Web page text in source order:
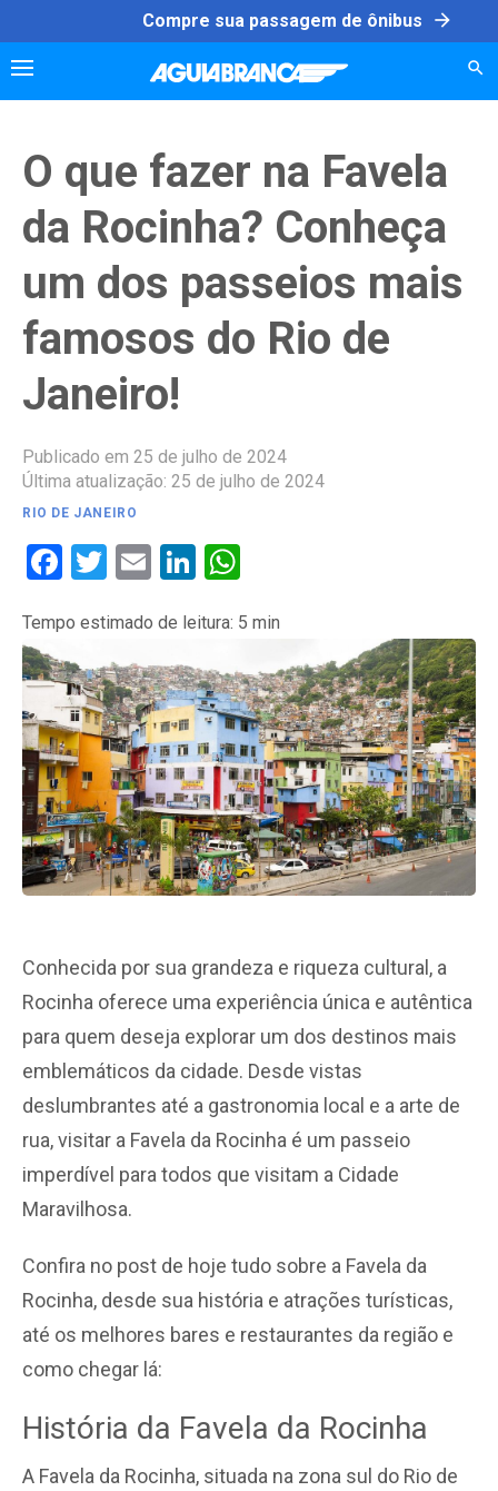
to
content
Compre sua passagem de ônibus arrow_forward
O que fazer na Favela
da Rocinha? Conheça
um dos passeios mais
famosos do Rio de
Janeiro!
Publicado em 25 de julho de 2024
Última atualização: 25 de julho de 2024
RIO DE JANEIRO
Facebook
Twitter
EmailLinkedIn
Tempo estimado de leitura: 5 min
Conhecida por sua grandeza e riqueza cultural, a
Rocinha oferece uma experiência única e autêntica
para quem deseja explorar um dos destinos mais
emblemáticos da cidade. Desde vistas
deslumbrantes até a gastronomia local e a arte de
rua, visitar a Favela da Rocinha é um passeio
imperdível para todos que visitam a Cidade
Maravilhosa.
Confira no post de hoje tudo sobre a Favela da
Rocinha, desde sua história e atrações turísticas,
até os melhores bares e restaurantes da região e
como chegar lá:
História da Favela da Rocinha
A Favela da Rocinha, situada na zona sul do Rio de